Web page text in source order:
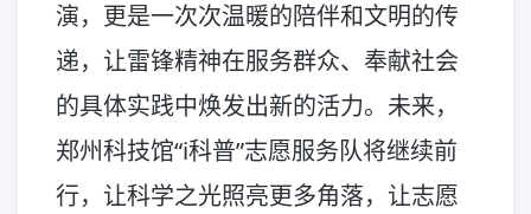
演，更是一次次温暖的陪伴和文明的传
递，让雷锋精神在服务群众、奉献社会
的具体实践中焕发出新的活力。未来，
郑州科技馆“i科普”志愿服务队将继续前
行，让科学之光照亮更多角落，让志愿